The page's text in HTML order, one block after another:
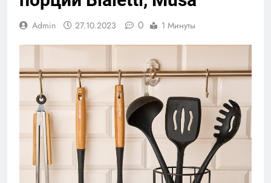
Admin 27.10.2023 0 1 Минуты